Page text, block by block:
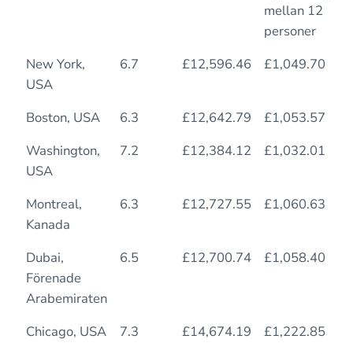
mellan 12
personer
New York,
USA
6.7 £12,596.46 £1,049.70
Boston, USA 6.3 £12,642.79 £1,053.57
Washington,
USA
7.2 £12,384.12 £1,032.01
Montreal,
Kanada
6.3 £12,727.55 £1,060.63
Dubai,
Förenade
Arabemiraten
6.5 £12,700.74 £1,058.40
Chicago, USA 7.3 £14,674.19 £1,222.85